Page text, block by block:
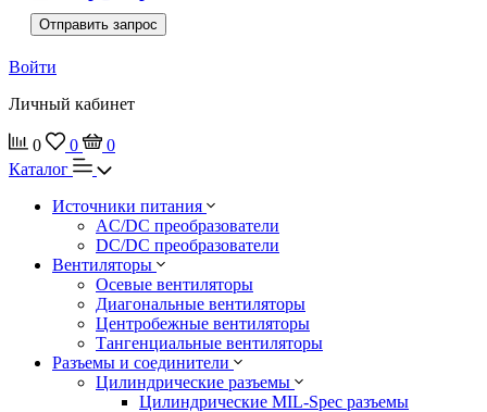
Отправить запрос
Войти
Личный кабинет
0 0
0
Каталог
Источники питания
AC/DC преобразователи
DC/DC преобразователи
Вентиляторы
Осевые вентиляторы
Диагональные вентиляторы
Центробежные вентиляторы
Тангенциальные вентиляторы
Разъемы и соединители
Цилиндрические разъемы
Цилиндрические MIL-Spec разъемы